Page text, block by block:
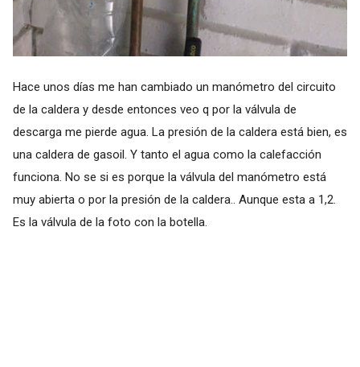
Hace unos días me han cambiado un manómetro del circuito
de la caldera y desde entonces veo q por la válvula de
descarga me pierde agua. La presión de la caldera está bien, es
una caldera de gasoil. Y tanto el agua como la calefacción
funciona. No se si es porque la válvula del manómetro está
muy abierta o por la presión de la caldera.. Aunque esta a 1,2.
Es la válvula de la foto con la botella.